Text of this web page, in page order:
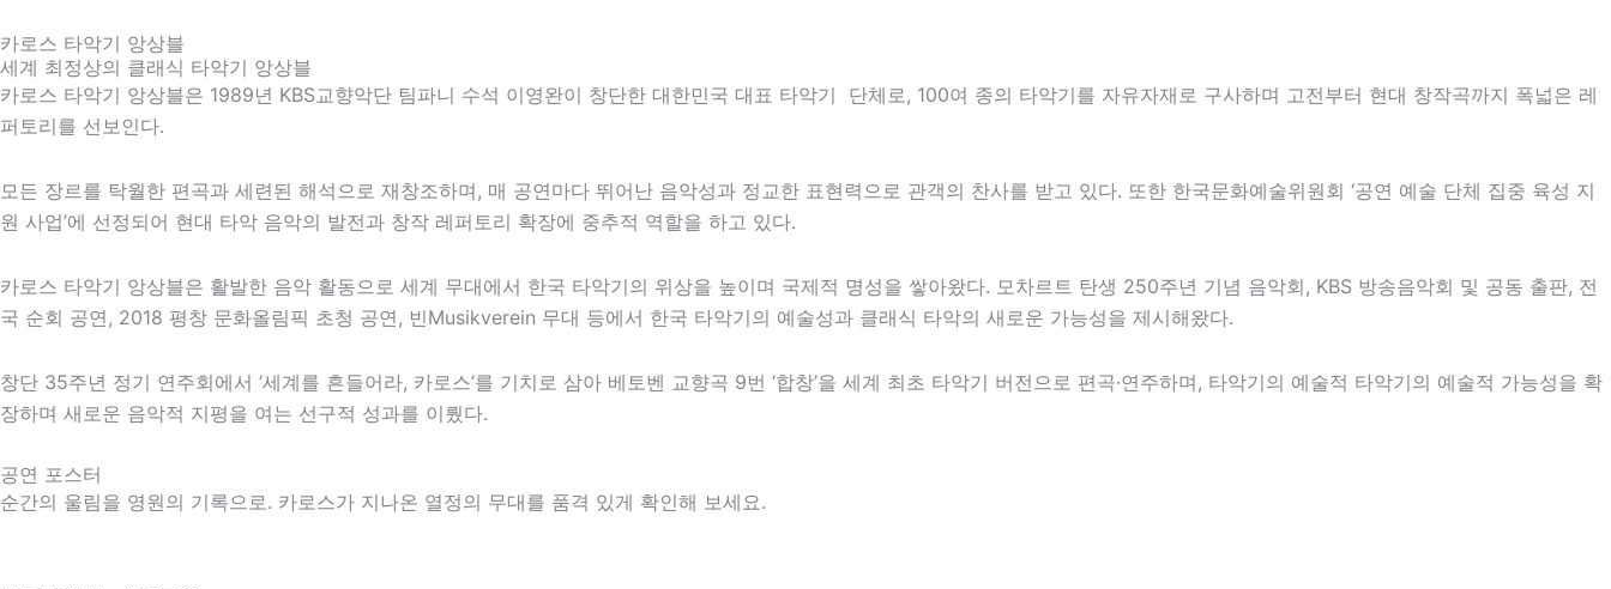
카로스 타악기 앙상블
세계 최정상의 클래식 타악기 앙상블
카로스 타악기 앙상블은 1989년 KBS교향악단 팀파니 수석 이영완이 창단한 대한민국 대표 타악기 단체로, 100여 종의 타악기를 자유자재로 구사하며 고전부터 현대 창작곡까지 폭넓은 레
퍼토리를 선보인다.
모든 장르를 탁월한 편곡과 세련된 해석으로 재창조하며, 매 공연마다 뛰어난 음악성과 정교한 표현력으로 관객의 찬사를 받고 있다. 또한 한국문화예술위원회 ‘공연 예술 단체 집중 육성 지
원 사업’에 선정되어 현대 타악 음악의 발전과 창작 레퍼토리 확장에 중추적 역할을 하고 있다.
카로스 타악기 앙상블은 활발한 음악 활동으로 세계 무대에서 한국 타악기의 위상을 높이며 국제적 명성을 쌓아왔다. 모차르트 탄생 250주년 기념 음악회, KBS 방송음악회 및 공동 출판, 전
국 순회 공연, 2018 평창 문화올림픽 초청 공연, 빈Musikverein 무대 등에서 한국 타악기의 예술성과 클래식 타악의 새로운 가능성을 제시해왔다.
창단 35주년 정기 연주회에서 ‘세계를 흔들어라, 카로스’를 기치로 삼아 베토벤 교향곡 9번 ‘합창’을 세계 최초 타악기 버전으로 편곡·연주하며, 타악기의 예술적 타악기의 예술적 가능성을 확
장하며 새로운 음악적 지평을 여는 선구적 성과를 이뤘다.
공연 포스터
순간의 울림을 영원의 기록으로. 카로스가 지나온 열정의 무대를 품격 있게 확인해 보세요.